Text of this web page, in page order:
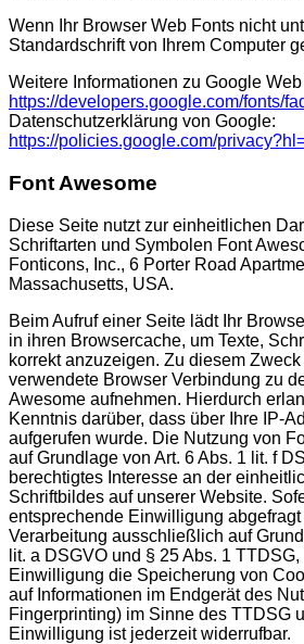
Wenn Ihr Browser Web Fonts nicht
Standardschrift von Ihrem Computer
Weitere Informationen zu Google
https://developers.google.com/fonts/
Datenschutzerklärung von Google:
https://policies.google.com/
Font Awesome
Diese Seite nutzt zur einheitlichen
Schriftarten und Symbolen Font
Fonticons, Inc., 6 Porter Road
Massachusetts, USA.
Beim Aufruf einer Seite lädt Ihr
in ihren Browsercache, um Texte,
korrekt anzuzeigen. Zu diesem
verwendete Browser Verbindung zu
Awesome aufnehmen. Hierdurch
Kenntnis darüber, dass über Ihre IP-
aufgerufen wurde. Die Nutzung von
auf Grundlage von Art. 6 Abs. 1 lit. f
berechtigtes Interesse an der
Schriftbildes auf unserer Website.
entsprechende Einwilligung
Verarbeitung ausschließlich auf
lit. a DSGVO und § 25 Abs. 1
Einwilligung die Speicherung von
auf Informationen im Endgerät des
Fingerprinting) im Sinne des TTDSG
Einwilligung ist jederzeit widerrufbar.